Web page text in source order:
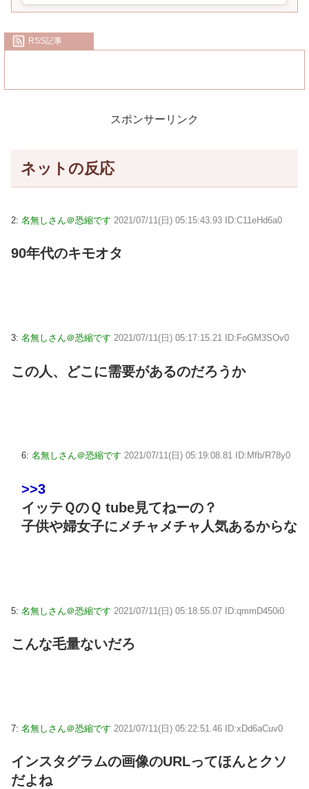
RSS記事
スポンサーリンク
ネットの反応
2: 名無しさん＠恐縮です 2021/07/11(日) 05:15:43.93 ID:C11eHd6a0
90年代のキモオタ
3: 名無しさん＠恐縮です 2021/07/11(日) 05:17:15.21 ID:FoGM3SOv0
この人、どこに需要があるのだろうか
6: 名無しさん＠恐縮です 2021/07/11(日) 05:19:08.81 ID:Mfb/R78y0
>>3
イッテＱのＱ tube見てねーの？
子供や婦女子にメチャメチャ人気あるからな
5: 名無しさん＠恐縮です 2021/07/11(日) 05:18:55.07 ID:qmmD450i0
こんな毛量ないだろ
7: 名無しさん＠恐縮です 2021/07/11(日) 05:22:51.46 ID:xDd6aCuv0
インスタグラムの画像のURLってほんとクソ
だよね